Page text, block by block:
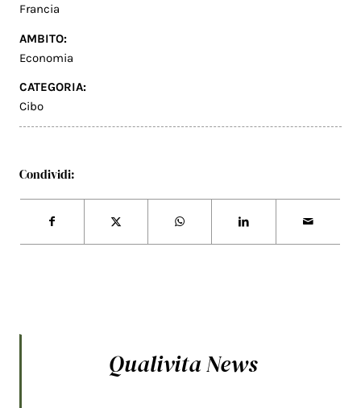
Francia
AMBITO:
Economia
CATEGORIA:
Cibo
Condividi:
Qualivita News